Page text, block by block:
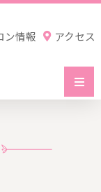
ン情報 アクセス